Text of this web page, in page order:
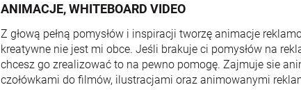
ANIMACJE, WHITEBOARD VIDEO
Z głową pełną pomysłów i inspiracji tworzę animacje
kreatywne nie jest mi obce. Jeśli brakuje ci pomysłów na
chcesz go zrealizować to na pewno pomogę. Zajmuje sie
czołówkami do filmów, ilustracjami oraz animowanymi